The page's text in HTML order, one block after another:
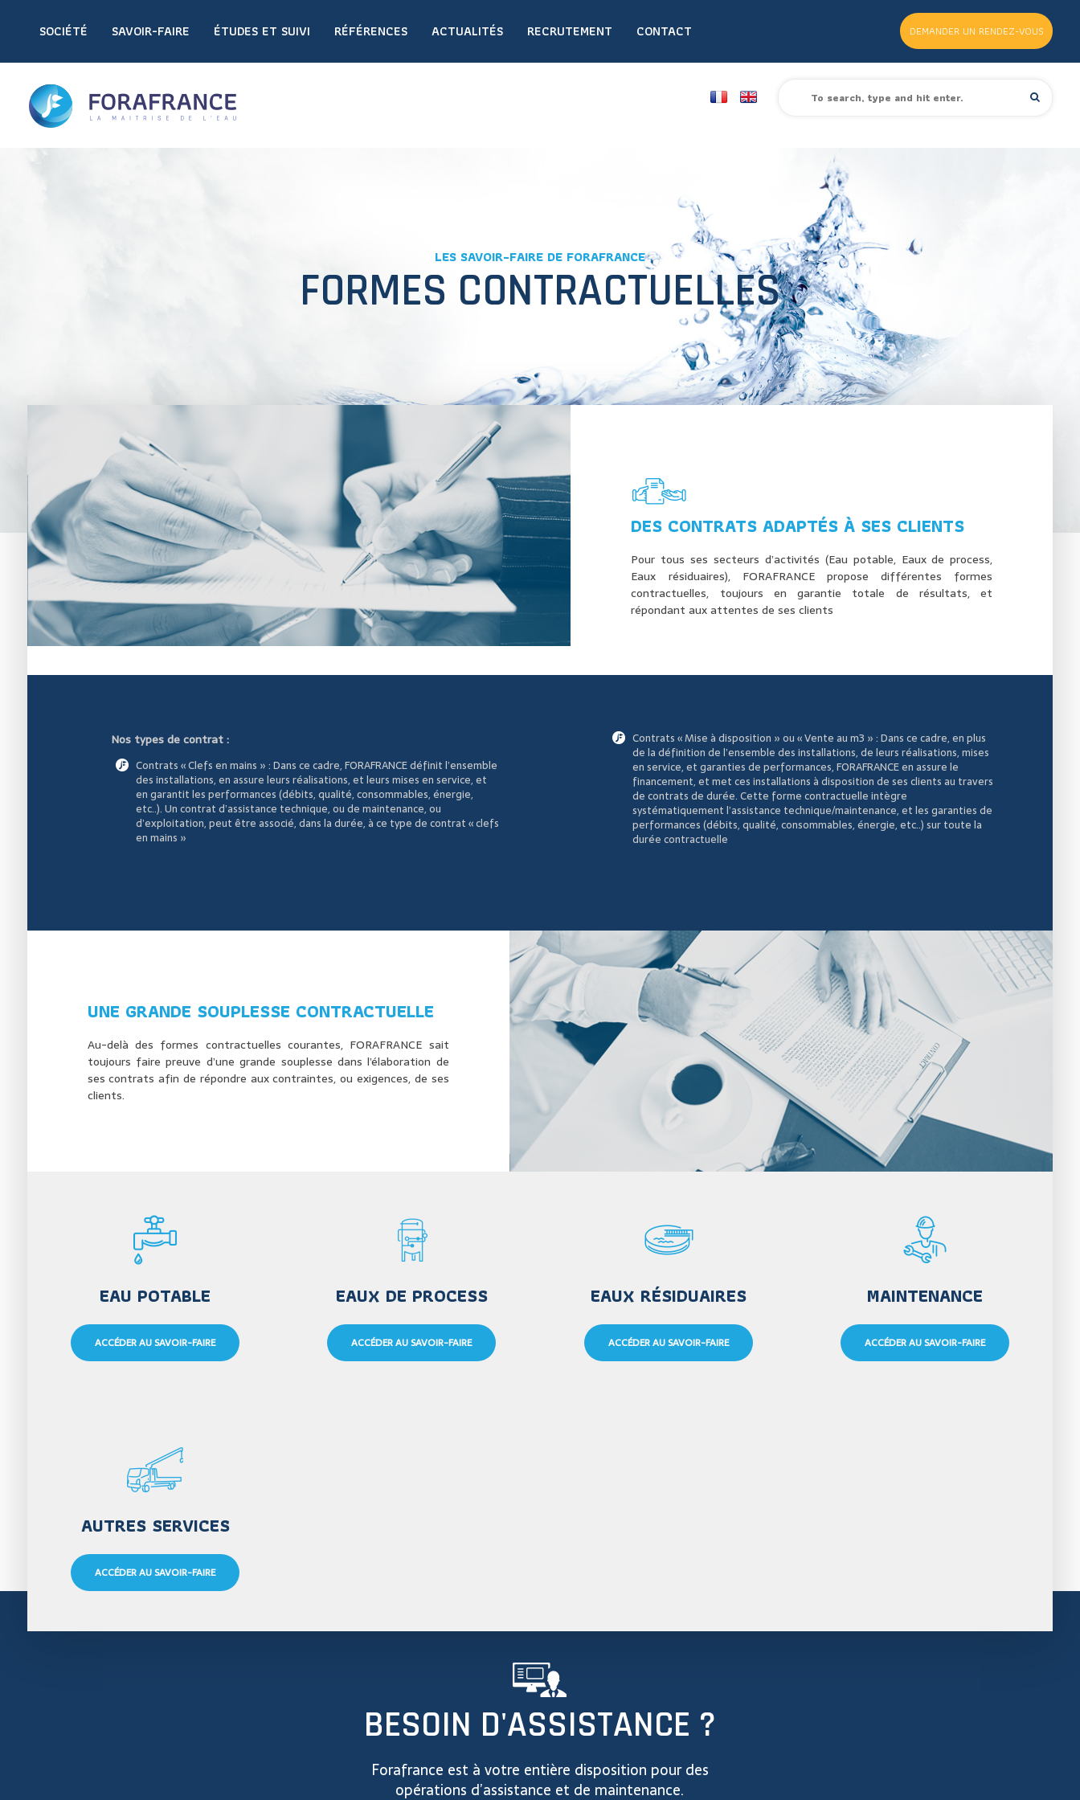
DEMANDER UN RENDEZ-VOUS
SOCIÉTÉ SAVOIR-FAIRE ÉTUDES ET SUIVI RÉFÉRENCES ACTUALITÉS RECRUTEMENT CONTACT
LES SAVOIR-FAIRE DE FORAFRANCE
FORMES CONTRACTUELLES
DES CONTRATS ADAPTÉS À SES CLIENTS
Pour tous ses secteurs d’activités (Eau potable, Eaux de process,
Eaux résiduaires), FORAFRANCE propose différentes formes
contractuelles, toujours en garantie totale de résultats, et
répondant aux attentes de ses clients
Nos types de contrat :
Contrats « Clefs en mains » : Dans ce cadre, FORAFRANCE définit l’ensemble
des installations, en assure leurs réalisations, et leurs mises en service, et
en garantit les performances (débits, qualité, consommables, énergie,
etc..). Un contrat d’assistance technique, ou de maintenance, ou
d’exploitation, peut être associé, dans la durée, à ce type de contrat « clefs
en mains »
Contrats « Mise à disposition » ou « Vente au m3 » : Dans ce cadre, en plus
de la définition de l’ensemble des installations, de leurs réalisations, mises
en service, et garanties de performances, FORAFRANCE en assure le
financement, et met ces installations à disposition de ses clients au travers
de contrats de durée. Cette forme contractuelle intègre
systématiquement l’assistance technique/maintenance, et les garanties de
performances (débits, qualité, consommables, énergie, etc..) sur toute la
durée contractuelle
UNE GRANDE SOUPLESSE CONTRACTUELLE
Au-delà des formes contractuelles courantes, FORAFRANCE sait
toujours faire preuve d’une grande souplesse dans l’élaboration de
ses contrats afin de répondre aux contraintes, ou exigences, de ses
clients.
EAU POTABLE
ACCÉDER AU SAVOIR-FAIRE
EAUX DE PROCESS
ACCÉDER AU SAVOIR-FAIRE
EAUX RÉSIDUAIRES
ACCÉDER AU SAVOIR-FAIRE
MAINTENANCE
ACCÉDER AU SAVOIR-FAIRE
AUTRES SERVICES
ACCÉDER AU SAVOIR-FAIRE
BESOIN D'ASSISTANCE ?
Forafrance est à votre entière disposition pour des
opérations d’assistance et de maintenance.